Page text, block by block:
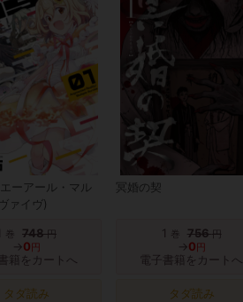
ーアール・マル
ァイヴ)
巻 748円
→0 円
書籍をカートへ
タダ読み
冥婚の契
1 巻 756円
→0 円
電子書籍をカートへ
タダ読み